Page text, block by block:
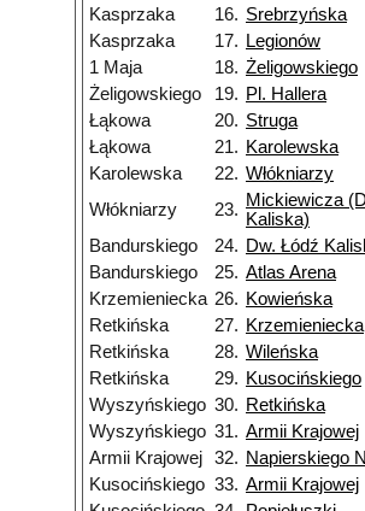
Kasprzaka
16. Srebrzyńska
Kasprzaka
17. Legionów
1 Maja
18. Żeligowskiego
Żeligowskiego
19. Pl. Hallera
Łąkowa
20. Struga
Łąkowa
21. Karolewska
Karolewska
22. Włókniarzy
Włókniarzy
23. Mickiewicza
Kaliska)
Bandurskiego 24. Dw. Łódź
Bandurskiego
25. Atlas Arena
Krzemieniecka 26. Kowieńska
Retkińska
27. Krzemieniecka
Retkińska
28. Wileńska
Retkińska
29. Kusocińskiego
Wyszyńskiego 30. Retkińska
Wyszyńskiego 31. Armii Krajowej
Armii Krajowej
32. Napierskiego
Kusocińskiego 33. Armii Krajowej